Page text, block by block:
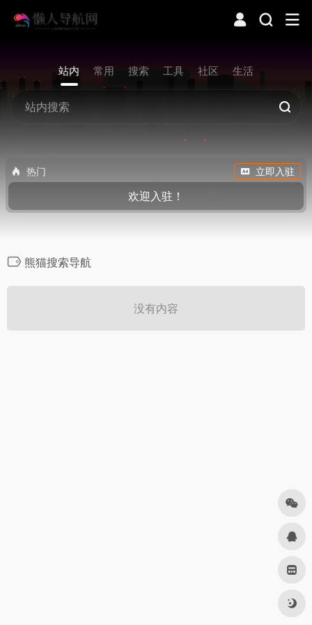
站内 常用 搜索 工具 社区 生活
热门 立即入驻
欢迎入驻！
熊猫搜索导航
没有内容